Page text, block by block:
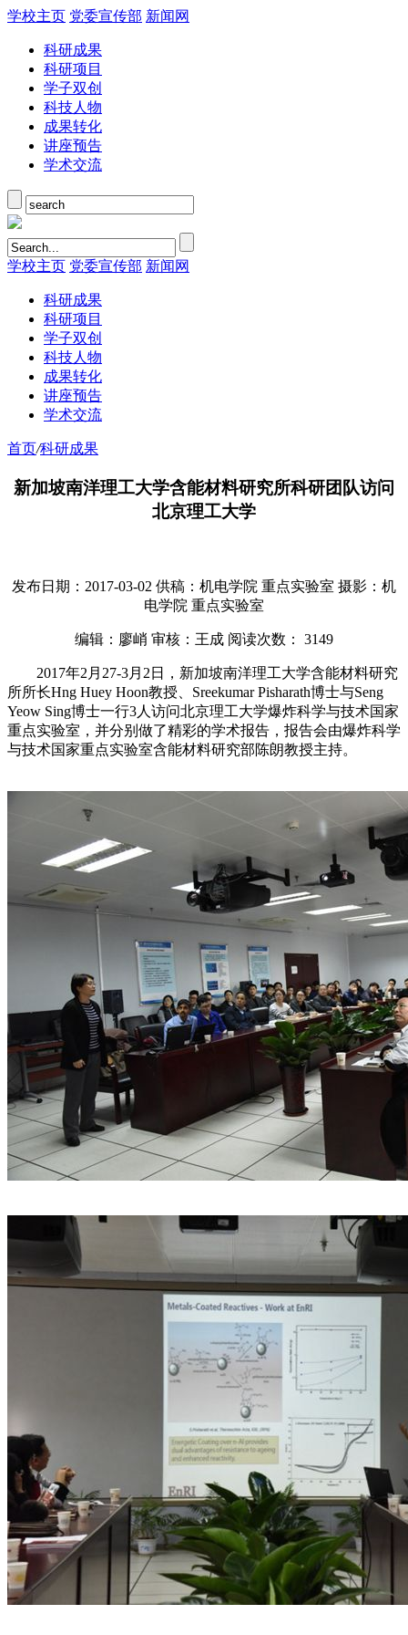
学校主页 党委宣传部 新闻网
科研成果
科研项目
学子双创
科技人物
成果转化
讲座预告
学术交流
学校主页 党委宣传部 新闻网
科研成果
科研项目
学子双创
科技人物
成果转化
讲座预告
学术交流
首页/科研成果
新加坡南洋理工大学含能材料研究所科研团队访问
北京理工大学
发布日期：2017-03-02 供稿：机电学院 重点实验室 摄影：机
电学院 重点实验室
编辑：廖峭 审核：王成 阅读次数： 3149
2017年2月27-3月2日，新加坡南洋理工大学含能材料研究
所所长Hng Huey Hoon教授、Sreekumar Pisharath博士与Seng
Yeow Sing博士一行3人访问北京理工大学爆炸科学与技术国家
重点实验室，并分别做了精彩的学术报告，报告会由爆炸科学
与技术国家重点实验室含能材料研究部陈朗教授主持。